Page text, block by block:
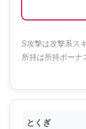
S攻撃は攻撃系ス
所持は所持ボーナ
とくぎ